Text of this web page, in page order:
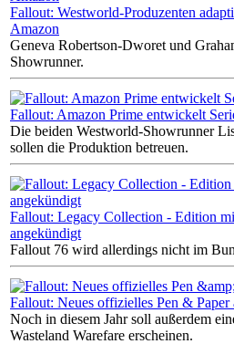
Fallout: Westworld-Produzenten
Amazon
Geneva Robertson-Dworet und
Showrunner.
Fallout: Amazon Prime entwickelt
Die beiden Westworld-Showrunner
sollen die Produktion betreuen.
Fallout: Legacy Collection - Edition
angekündigt
Fallout 76 wird allerdings nicht im
Fallout: Neues offizielles Pen & Paper
Noch in diesem Jahr soll außerdem
Wasteland Warefare erscheinen.